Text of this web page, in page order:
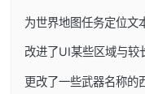
为世界地图任务定位文
改进了UI某些区域与较
更改了一些武器名称的